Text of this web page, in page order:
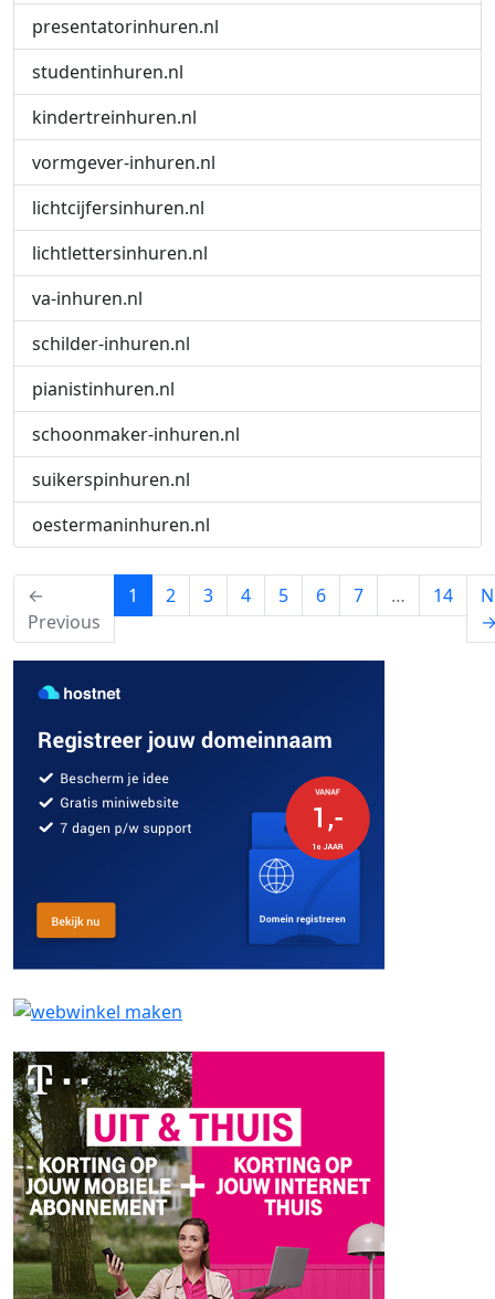
presentatorinhuren.nl
studentinhuren.nl
kindertreinhuren.nl
vormgever-inhuren.nl
lichtcijfersinhuren.nl
lichtlettersinhuren.nl
va-inhuren.nl
schilder-inhuren.nl
pianistinhuren.nl
schoonmaker-inhuren.nl
suikerspinhuren.nl
oestermaninhuren.nl
←
Previous
1 (current)
2 3 4 5 6 7 … 14